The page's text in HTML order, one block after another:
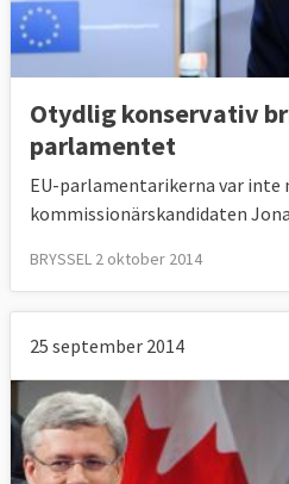
Otydlig konservativ
parlamentet
EU-parlamentarikerna var inte
kommissionärskandidaten
BRYSSEL 2 oktober 2014
25 september 2014